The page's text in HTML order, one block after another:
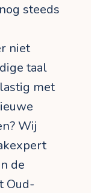
steeds
niet
taal
met
Wij
de
Oud-